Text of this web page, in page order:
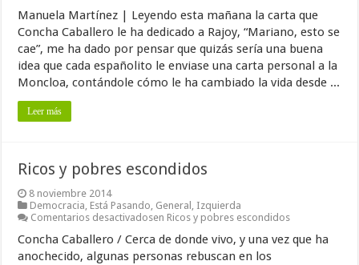
Manuela Martínez | Leyendo esta mañana la carta que
Concha Caballero le ha dedicado a Rajoy, “Mariano, esto se
cae”, me ha dado por pensar que quizás sería una buena
idea que cada españolito le enviase una carta personal a la
Moncloa, contándole cómo le ha cambiado la vida desde ...
Leer más
Ricos y pobres escondidos
8 noviembre 2014
Democracia, Está Pasando, General , Izquierda
Comentarios desactivadosen Ricos y pobres escondidos
Concha Caballero / Cerca de donde vivo, y una vez que ha
anochecido, algunas personas rebuscan en los